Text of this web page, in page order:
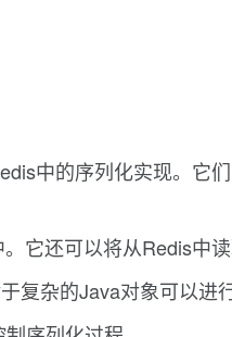
中的序列化实现。它们
它还可以将从Redis中
复杂的Java对象可以进